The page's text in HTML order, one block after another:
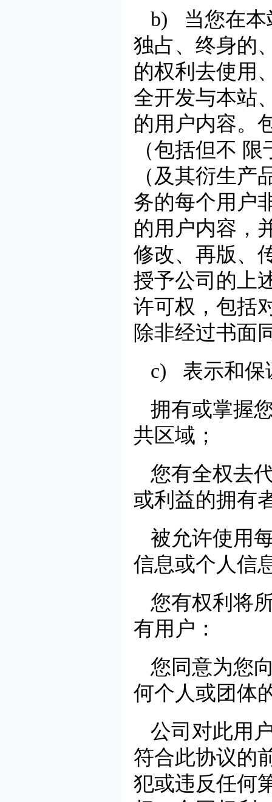
b) 当您在本
独占、终身的
的权利去使用
全开发与本站
的用户内容。
（包括但不
（及其衍生
务的每个用户
的用户内容，
修改、再版、
授予公司的上
许可权，包括
除非经过书面
c) 表示和保
拥有或掌握
共区域；
您有全权去
或利益的拥有
被允许使用
信息或个人信
您有权利将
有用户：
您同意为您
何个人或团体
公司对此用
符合此协议的
犯或违反任何